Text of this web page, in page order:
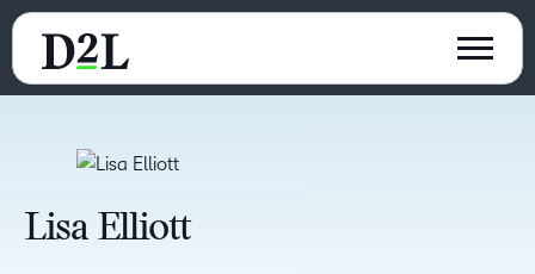
Lisa Elliott